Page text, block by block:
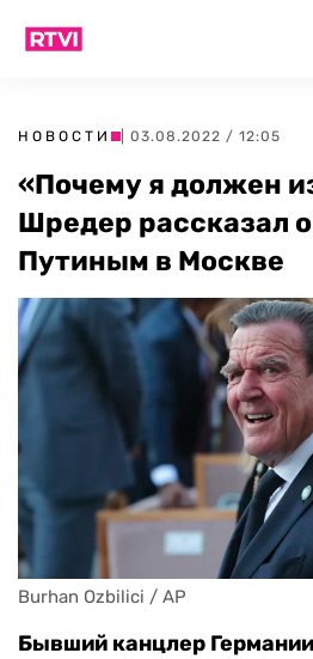
НОВОСТИ | 03.08.2022 / 12:05
«Почему я должен
Шредер рассказал
Путиным в Москве
Burhan Ozbilici / AP
Бывший канцлер